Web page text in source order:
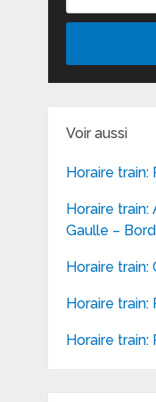
Voir aussi
Horaire train:
Horaire
Gaulle –
Horaire train:
Horaire train:
Horaire train: